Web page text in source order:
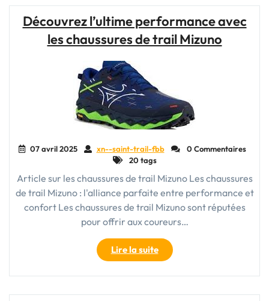
Hoka
pour
et
Performance
au
Rendez-
vous"
Découvrez l’ultime performance avec
les chaussures de trail Mizuno
07 avril 2025 xn--saint-trail-fbb
0 Commentaires
20 tags
Article sur les chaussures de trail Mizuno Les chaussures
de trail Mizuno : l'alliance parfaite entre performance et
confort Les chaussures de trail Mizuno sont réputées
pour offrir aux coureurs…
Lire la suite"Découvrez
l’ultime
performance